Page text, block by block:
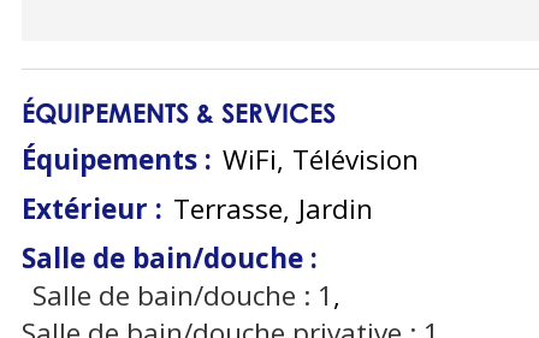
ÉQUIPEMENTS & SERVICES
Équipements : WiFi Télévision
Extérieur : Terrasse Jardin
Salle de bain/douche :
Salle de bain/douche : 1